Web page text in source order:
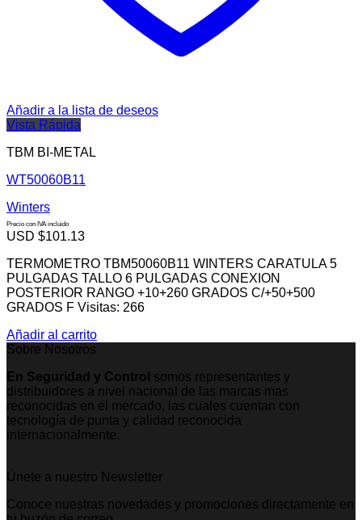
Añadir a la lista de deseos
Vista Rápida
TBM BI-METAL
WT50060B11
Winters
Precio con IVA incluido
USD $101.13
TERMOMETRO TBM50060B11 WINTERS CARATULA 5
PULGADAS TALLO 6 PULGADAS CONEXION
POSTERIOR RANGO +10+260 GRADOS C/+50+500
GRADOS F Visitas: 266
Añadir al carrito
Sobre Nosotros
En Seguridad y Control somos representantes y
distribuidores a nivel nacional de las marcas mas
reconocidas en el mercado, las cuales cuentan con
tecnología de punta y calidad reconocida
internacionalmente.
Únete a nuestro Newsletter
Conoce nuestras novedades y promociones directamente en